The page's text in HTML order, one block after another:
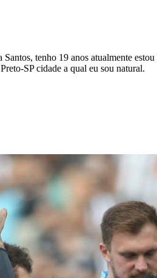
tenho 19 anos atualmente
SP cidade a qual eu sou natural.